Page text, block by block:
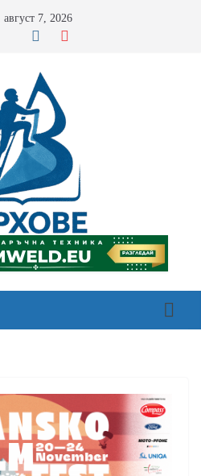
август 7, 2026